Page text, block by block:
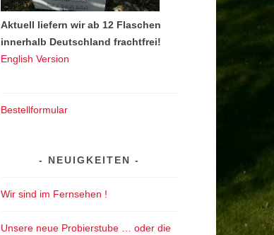
Aktuell liefern wir ab 12 Flaschen
innerhalb Deutschland frachtfrei!
English Version
Bestellformular
NEUIGKEITEN
Wir sind im Fernsehen !
Unsere neue Probierstube … oder die